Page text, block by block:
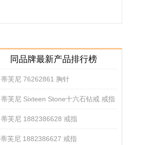
同品牌最新产品排行榜
蒂芙尼 76262861 胸针
蒂芙尼 Sixteen Stone十六石钻戒 戒指
蒂芙尼 1882386628 戒指
蒂芙尼 1882386627 戒指